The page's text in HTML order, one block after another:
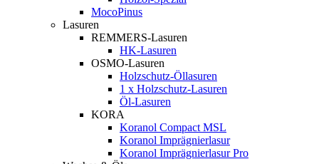
MocoPinus
Lasuren
REMMERS-Lasuren
HK-Lasuren
OSMO-Lasuren
Holzschutz-Öllasuren
1 x Holzschutz-Lasuren
Öl-Lasuren
KORA
Koranol Compact MSL
Koranol Imprägnierlasur
Koranol Imprägnierlasur Pro